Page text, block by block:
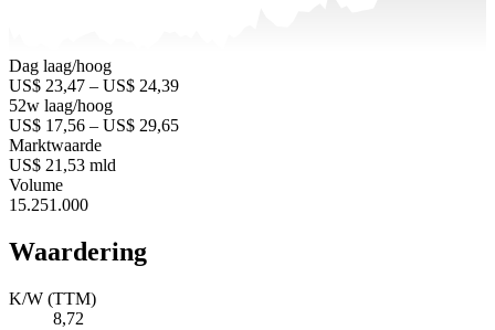
Dag laag/hoog
US$ 23,47 – US$ 24,39
52w laag/hoog
US$ 17,56 – US$ 29,65
Marktwaarde
US$ 21,53 mld
Volume
15.251.000
Waardering
K/W (TTM)
8,72